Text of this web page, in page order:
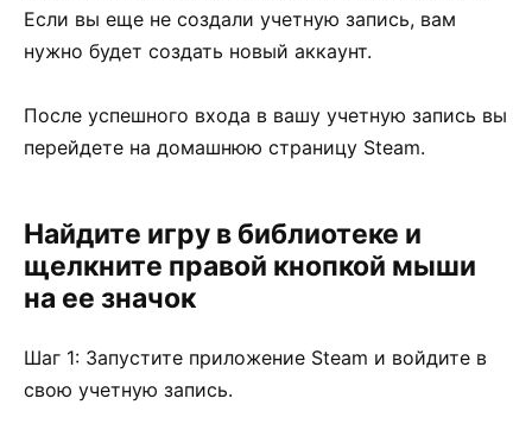
Если вы еще не создали учетную запись, вам
нужно будет создать новый аккаунт.
После успешного входа в вашу учетную запись вы
перейдете на домашнюю страницу Steam.
Найдите игру в библиотеке и
щелкните правой кнопкой мыши
на ее значок
Шаг 1: Запустите приложение Steam и войдите в
свою учетную запись.